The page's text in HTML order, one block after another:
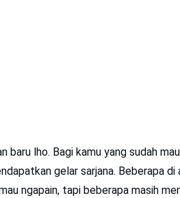
baru lho. Bagi kamu yang sudah
gelar sarjana. Beberapa di
ngapain, tapi beberapa masih